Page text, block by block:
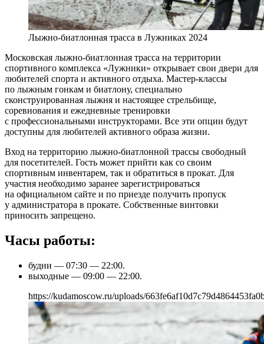
Лыжно-биатлонная трасса в Лужниках 2024
Московская лыжно-биатлонная трасса на территории
спортивного комплекса «Лужники» открывает свои двери для
любителей спорта и активного отдыха. Мастер-классы
по лыжным гонкам и биатлону, специально
сконструированная лыжня и настоящее стрельбище,
соревнования и ежедневные тренировки
с профессиональными инструкторами. Все эти опции будут
доступны для любителей активного образа жизни.
Вход на территорию лыжно-биатлонной трассы свободный
для посетителей. Гость может прийти как со своим
спортивным инвентарем, так и обратиться в прокат. Для
участия необходимо заранее зарегистрироваться
на официальном сайте и по приезде получить пропуск
у администратора в прокате. Собственные винтовки
приносить запрещено.
Часы работы:
будни — 07:30 — 22:00.
выходные — 09:00 — 22:00.
https://kudamoscow.ru/uploads/